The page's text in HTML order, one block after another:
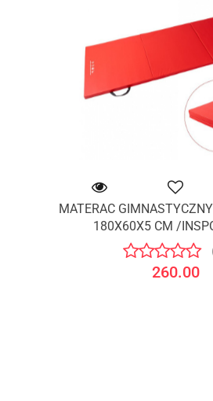
MATERAC
180X60X5 CM /
260.00